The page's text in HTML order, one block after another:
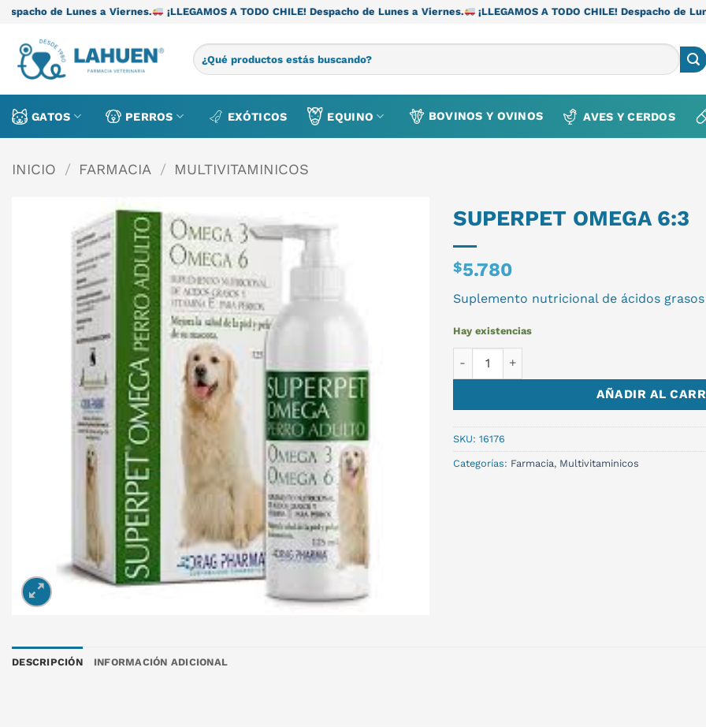
Saltar
contenido
a Viernes. ¡LLEGAMOS A TODO CHILE! Despacho de Lunes a Viernes. ¡LLEGAMOS A TODO CHILE! Despacho de Lunes a Viernes.
Buscar
por:
GATOS PERROS EXÓTICOS EQUINO BOVINOS Y OVINOS AVES Y CERDOS
INICIO / FARMACIA / MULTIVITAMINICOS
SUPERPET OMEGA 6:3
$5.780
Suplemento nutricional de ácidos
Hay existencias
AÑADIR AL
SKU: 16176
Categorías: Farmacia, Multivitaminicos
DESCRIPCIÓN INFORMACIÓN ADICIONAL